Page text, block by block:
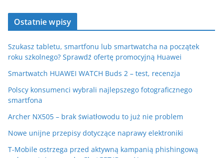
Ostatnie wpisy
Szukasz tabletu, smartfonu lub smartwatcha na początek
roku szkolnego? Sprawdź ofertę promocyjną Huawei
Smartwatch HUAWEI WATCH Buds 2 – test, recenzja
Polscy konsumenci wybrali najlepszego fotograficznego
smartfona
Archer NX505 – brak światłowodu to już nie problem
Nowe unijne przepisy dotyczące naprawy elektroniki
T-Mobile ostrzega przed aktywną kampanią phishingową